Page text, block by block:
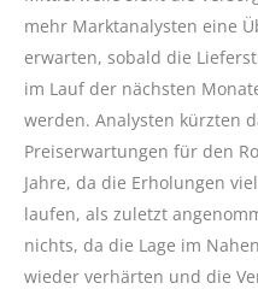
mehr Marktanalysten eine
erwarten, sobald die
im Lauf der nächsten
werden. Analysten kürzten
Preiserwartungen für den
Jahre, da die Erholungen
laufen, als zuletzt
nichts, da die Lage im
wieder verhärten und die